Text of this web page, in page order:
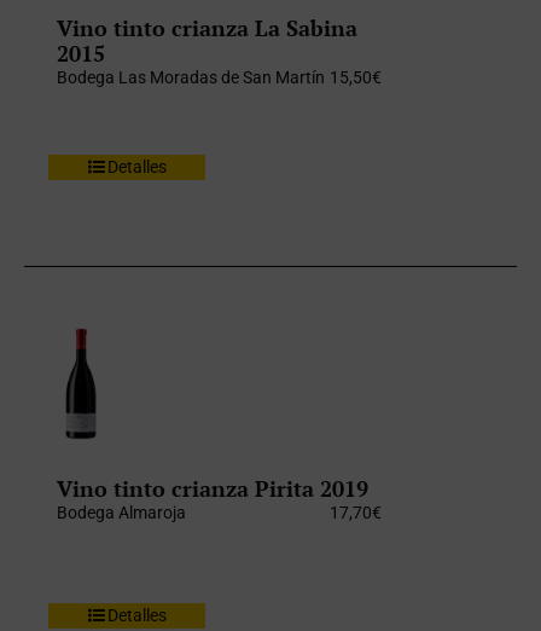
Vino tinto crianza La Sabina
2015
Bodega Las Moradas de San Martín 15,50€
Detalles
Vino tinto crianza Pirita 2019
Bodega Almaroja 17,70€
Detalles